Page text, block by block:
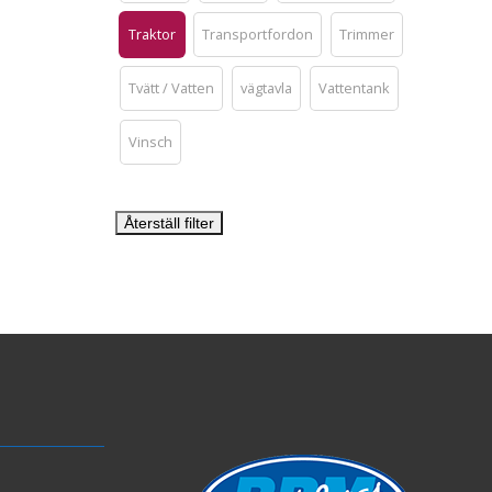
Traktor Transportfordon Trimmer
Tvätt / Vatten vägtavla Vattentank
Vinsch
Återställ filter